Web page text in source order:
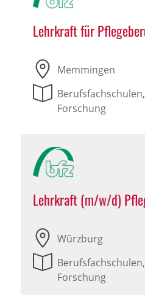
Lehrkraft für
Memmingen
Forschung
Lehrkraft (m/w/d)
Würzburg
Forschung